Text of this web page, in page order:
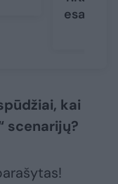
esate
kai
scenarijų?